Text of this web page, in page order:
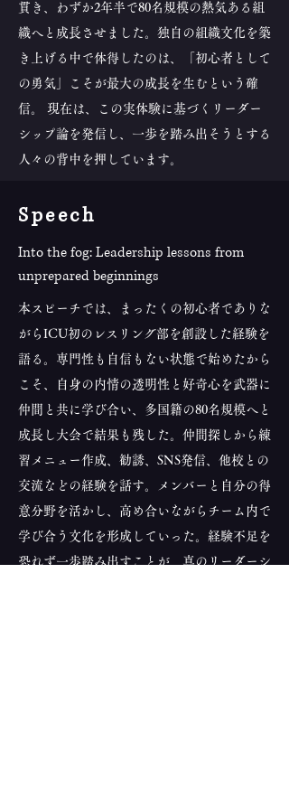
貫き、わずか2年半で80名規模の熱気ある組
織へと成長させました。独自の組織文化を築
き上げる中で体得したのは、「初心者として
の勇気」こそが最大の成長を生むという確
信。 現在は、この実体験に基づくリーダー
シップ論を発信し、一歩を踏み出そうとする
人々の背中を押しています。
​Speech
Into the fog: Leadership lessons from
unprepared beginnings
本スピーチでは、まったくの初心者でありな
がらICU初のレスリング部を創設した経験を
語る。専門性も自信もない状態で始めたから
こそ、自身の内情の透明性と好奇心を武器に
仲間と共に学び合い、多国籍の80名規模へと
成長し大会で結果も残した。仲間探しから練
習メニュー作成、勧誘、SNS発信、他校との
交流などの経験を話す。メンバーと自分の得
意分野を活かし、高め合いながらチーム内で
学び合う文化を形成していった。経験不足を
恐れず一歩踏み出すことが、真のリーダーシ